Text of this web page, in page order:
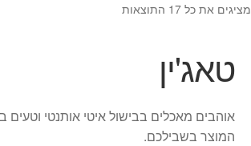
מציגים את כל ⁦17⁩ התוצאות
טאג'ין
אוהבים מאכלים בבישול איטי אותנטי וטעים
המוצר בשבילכם.